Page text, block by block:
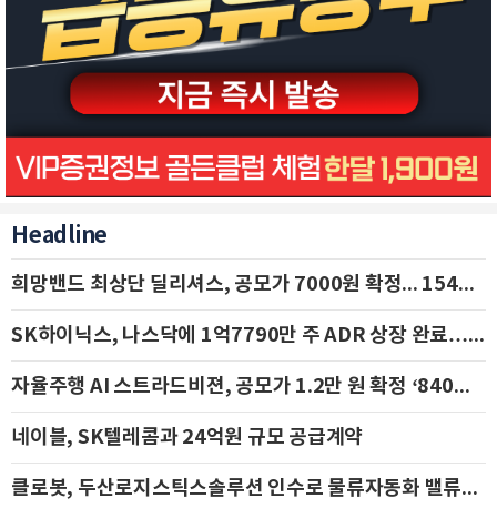
Headline
희망밴드 최상단 딜리셔스, 공모가 7000원 확정... 154억 규모 IPO 돌입
SK하이닉스, 나스닥에 1억7790만 주 ADR 상장 완료…29일 국내 추가 상장
자율주행 AI 스트라드비젼, 공모가 1.2만 원 확정 ‘840억 수혈’
네이블, SK텔레콤과 24억원 규모 공급계약
클로봇, 두산로지스틱스솔루션 인수로 물류자동화 밸류체인 확장 추진 - IBK투자증권